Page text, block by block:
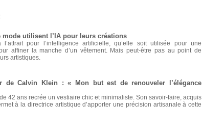
mode utilisent l’IA pour leurs créations
pour l’intelligence artificielle, qu’elle soit utilisée pour une
affiner la manche d’un vêtement. Mais peut-être pas au point de
artistiques.
de Calvin Klein : « Mon but est de renouveler l’élégance
42 ans recrée un vestiaire chic et minimaliste. Son savoir-faire, acquis
à la directrice artistique d’apporter une précision artisanale à cette